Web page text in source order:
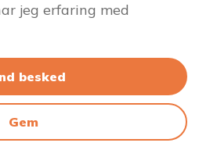
jeg erfaring med
besked
Gem